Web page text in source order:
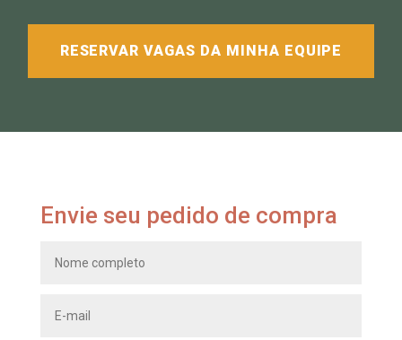
RESERVAR VAGAS DA MINHA EQUIPE
Envie seu pedido de compra